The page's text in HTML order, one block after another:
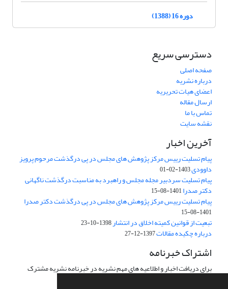
دوره 16 (1388)
دسترسی سریع
صفحه اصلی
درباره نشریه
اعضای هیات تحریریه
ارسال مقاله
تماس با ما
نقشه سایت
آخرین اخبار
پیام تسلیت رییس مرکز پژوهش های مجلس در پی درگذشت مرحوم پرویز
داوودی1403-02-01
پیام تسلیت سردبیر مجله مجلس و راهبرد به مناسبت درگذشت ناگهانی
دکتر صدرا1401-08-15
پیام تسلیت رییس مرکز پژوهش های مجلس در پی درگذشت دکتر صدرا
1401-08-15
تبعیت از قوانین کمیته اخلاق در انتشار1398-10-23
درباره چکیده مقالات1397-12-27
اشتراک خبرنامه
برای دریافت اخبار و اطلاعیه های مهم نشریه در خبرنامه نشریه مشترک